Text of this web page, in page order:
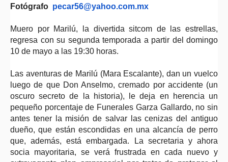
Fotógrafo pecar56@yahoo.com.mx
Muero por Marilú, la divertida sitcom de las estrellas,
regresa con su segunda temporada a partir del domingo
10 de mayo a las 19:30 horas.
Las aventuras de Marilú (Mara Escalante), dan un vuelco
luego de que Don Anselmo, cremado por accidente (un
oscuro secreto de la historia), le deja en herencia un
pequeño porcentaje de Funerales Garza Gallardo, no sin
antes tener la misión de salvar las cenizas del antiguo
dueño, que están escondidas en una alcancía de perro
que, además, está embargada. La secretaria y ahora
socia mayoritaria, se verá frustrada en cada nuevo y